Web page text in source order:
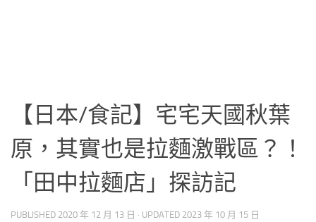
【日本/食記】宅宅天國秋葉
原，其實也是拉麵激戰區？！
「田中拉麵店」探訪記
PUBLISHED 2020 年 12 月 13 日 · UPDATED 2023 年 10 月 15 日